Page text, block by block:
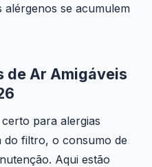
se acumulem
de Ar Amigáveis
para alergias
do filtro, o consumo de
Aqui estão